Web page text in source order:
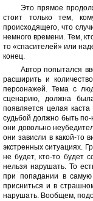
Это прямое
стоит только тем,
происходящего, что
немного времени. Тем,
то «спасителей» или
конец.
Автор попытался
расширить и
персонажей. Тема с
сценарию, должна
появляется целая
судьбой должно быть
они довольно
они зависли в какой-то
экстренных ситуациях.
не будет, кто-то будет
нельзя нарушать. То
при попадании в самую
присниться и в
нарушать. Вообщем,